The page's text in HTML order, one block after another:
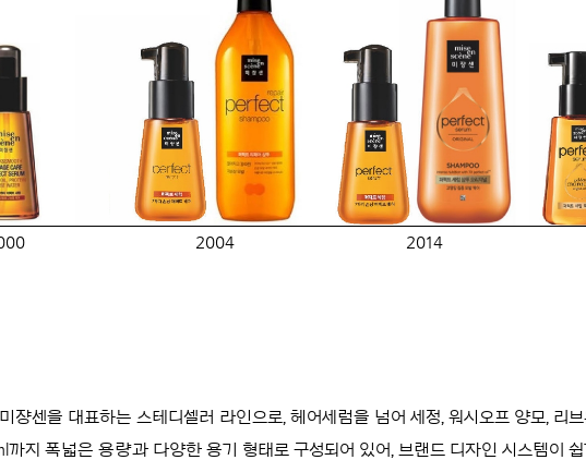
2004 2014
쟝센을 대표하는 스테디셀러 라인으로, 헤어세럼을 넘어 세정, 워시오프 양모, 리
까지 폭넓은 용량과 다양한 용기 형태로 구성되어 있어, 브랜드 디자인 시스템이